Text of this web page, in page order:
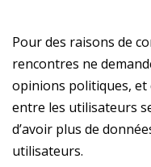
Pour des raisons de
rencontres ne
opinions politiques,
entre les utilisateurs
d’avoir plus de
utilisateurs.